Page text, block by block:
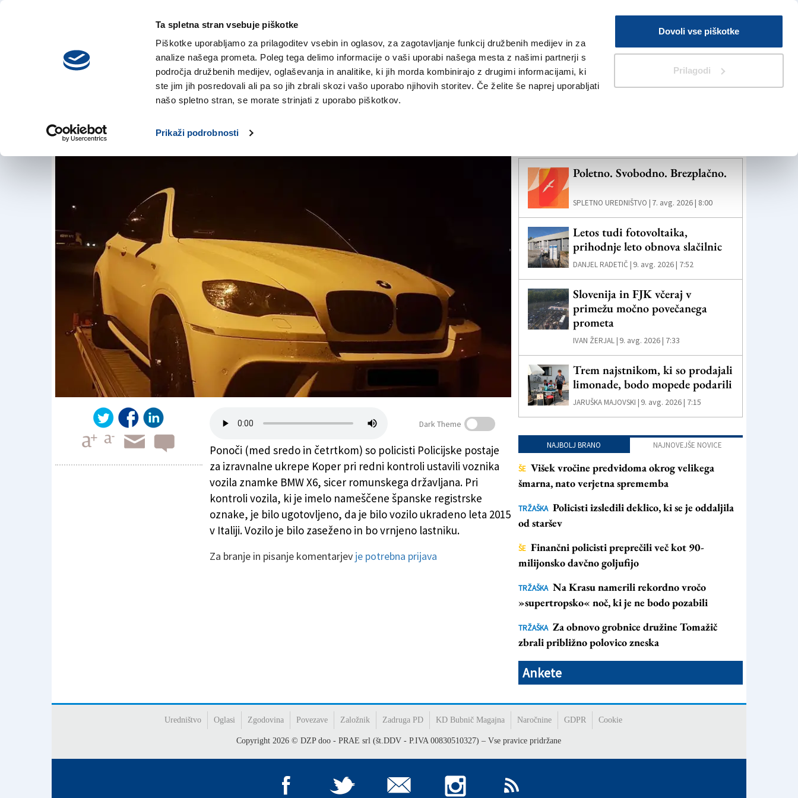
Ta spletna stran vsebuje piškotke
Piškotke uporabljamo za prilagoditev vsebin in oglasov, za zagotavljanje funkcij družbenih medijev in za
analize našega prometa. Poleg tega delimo informacije o vaši uporabi našega mesta z našimi partnerji s
področja družbenih medijev, oglaševanja in analitike, ki jih morda kombinirajo z drugimi informacijami, ki
ste jim jih posredovali ali pa so jih zbrali skozi vašo uporabo njihovih storitev. Če želite še naprej uporabljati
našo spletno stran, se morate strinjati z uporabo piškotkov.
Prikaži podrobnosti
Dovoli vse piškotke
Prilagodi
nedelja,
9. avgusta 2026
V Kioskih
Iskanje
NOVICE TRŽAŠKA GORIŠKA KULTURA ŠPORT ŠE
Bmw bodo vrnili lastniku
12. jul. 2018 | 11:26
Dark Theme
Ponoči (med sredo in četrtkom) so policisti Policijske postaje
za izravnalne ukrepe Koper pri redni kontroli ustavili voznika
vozila znamke BMW X6, sicer romunskega državljana. Pri
kontroli vozila, ki je imelo nameščene španske registrske
oznake, je bilo ugotovljeno, da je bilo vozilo ukradeno leta 2015
v Italiji. Vozilo je bilo zaseženo in bo vrnjeno lastniku.
Za branje in pisanje komentarjev je potrebna prijava
Poletno. Svobodno. Brezplačno.
SPLETNO UREDNIŠTVO | 7. avg. 2026 | 8:00
Letos tudi fotovoltaika,
prihodnje leto obnova slačilnic
DANJEL RADETIČ | 9. avg. 2026 | 7:52
Slovenija in FJK včeraj v
primežu močno povečanega
prometa
IVAN ŽERJAL | 9. avg. 2026 | 7:33
Trem najstnikom, ki so prodajali
limonade, bodo mopede podarili
JARUŠKA MAJOVSKI | 9. avg. 2026 | 7:15
NAJBOLJ BRANO NAJNOVEJŠE NOVICE
ŠE Višek vročine predvidoma okrog velikega
šmarna, nato verjetna sprememba
TRŽAŠKA Policisti izsledili deklico, ki se je oddaljila
od staršev
ŠE Finančni policisti preprečili več kot 90-
milijonsko davčno goljufijo
TRŽAŠKA Na Krasu namerili rekordno vročo
»supertropsko« noč, ki je ne bodo pozabili
TRŽAŠKA Za obnovo grobnice družine Tomažič
zbrali približno polovico zneska
Ankete
Uredništvo Oglasi Zgodovina Povezave Založnik Zadruga PD KD Bubnič Magajna Naročnine GDPR Cookie
Copyright2026 © DZP doo - PRAE srl (št.DDV - P.IVA 00830510327) – Vse pravice pridržane